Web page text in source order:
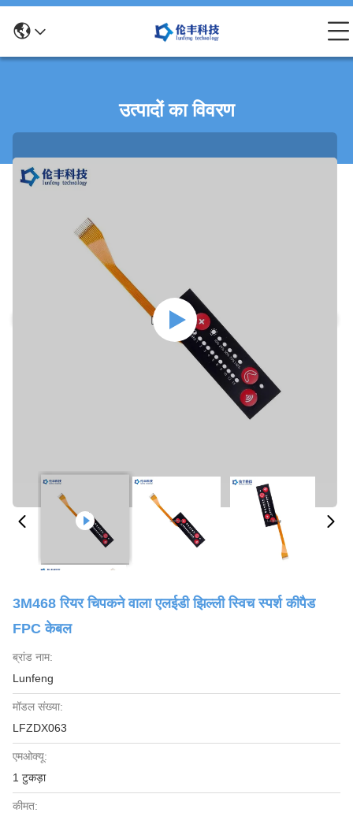
उत्पादों का विवरण
3M468 रियर चिपकने वाला एलईडी झिल्ली स्विच स्पर्श कीपैड
FPC केबल
ब्रांड नाम:
Lunfeng
मॉडल संख्या:
LFZDX063
एमओक्यू:
1 टुकड़ा
कीमत: